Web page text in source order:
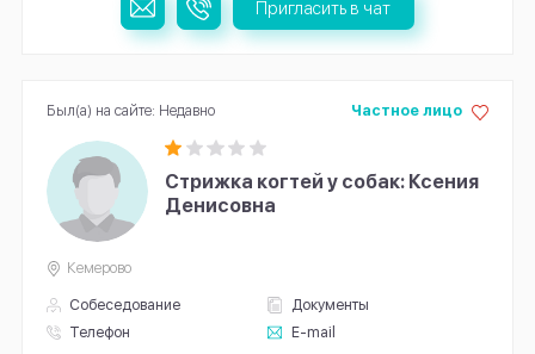
Пригласить в чат
Стрижка когтей у собак: Ксения
Денисовна
Собеседование
Документы
Телефон
E-mail
Частное лицо
Кемерово
Был(а) на сайте: Недавно